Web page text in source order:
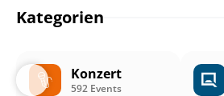
Kategorien
Konzert
592 Events